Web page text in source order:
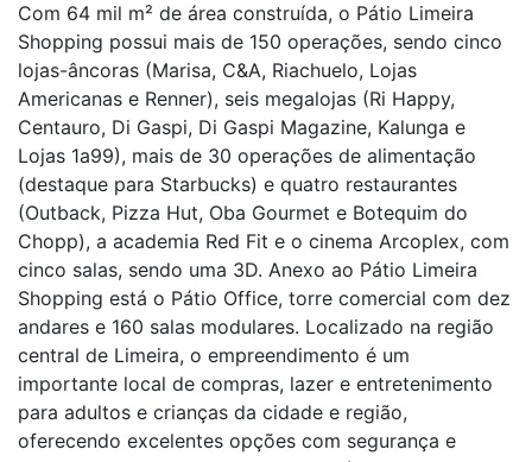
Com 64 mil m² de área construída, o Pátio Limeira
Shopping possui mais de 150 operações, sendo cinco
lojas-âncoras (Marisa, C&A, Riachuelo, Lojas
Americanas e Renner), seis megalojas (Ri Happy,
Centauro, Di Gaspi, Di Gaspi Magazine, Kalunga e
Lojas 1a99), mais de 30 operações de alimentação
(destaque para Starbucks) e quatro restaurantes
(Outback, Pizza Hut, Oba Gourmet e Botequim do
Chopp), a academia Red Fit e o cinema Arcoplex, com
cinco salas, sendo uma 3D. Anexo ao Pátio Limeira
Shopping está o Pátio Office, torre comercial com dez
andares e 160 salas modulares. Localizado na região
central de Limeira, o empreendimento é um
importante local de compras, lazer e entretenimento
para adultos e crianças da cidade e região,
oferecendo excelentes opções com segurança e